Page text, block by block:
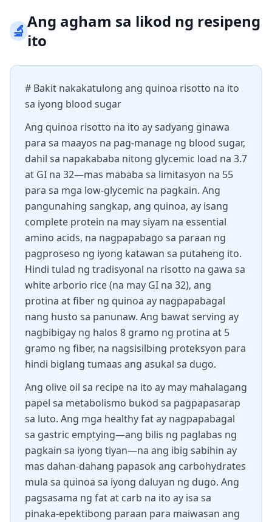
🔬Ang agham sa likod ng resipeng
ito
# Bakit nakakatulong ang quinoa risotto na ito
sa iyong blood sugar
Ang quinoa risotto na ito ay sadyang ginawa
para sa maayos na pag-manage ng blood sugar,
dahil sa napakababa nitong glycemic load na 3.7
at GI na 32—mas mababa sa limitasyon na 55
para sa mga low-glycemic na pagkain. Ang
pangunahing sangkap, ang quinoa, ay isang
complete protein na may siyam na essential
amino acids, na nagpapabago sa paraan ng
pagproseso ng iyong katawan sa putaheng ito.
Hindi tulad ng tradisyonal na risotto na gawa sa
white arborio rice (na may GI na 32), ang
protina at fiber ng quinoa ay nagpapabagal
nang husto sa panunaw. Ang bawat serving ay
nagbibigay ng halos 8 gramo ng protina at 5
gramo ng fiber, na nagsisilbing proteksyon para
hindi biglang tumaas ang asukal sa dugo.
Ang olive oil sa recipe na ito ay may mahalagang
papel sa metabolismo bukod sa pagpapasarap
sa luto. Ang mga healthy fat ay nagpapabagal
sa gastric emptying—ang bilis ng paglabas ng
pagkain sa iyong tiyan—na ang ibig sabihin ay
mas dahan-dahang papasok ang carbohydrates
mula sa quinoa sa iyong daluyan ng dugo. Ang
pagsasama ng fat at carb na ito ay isa sa
pinaka-epektibong paraan para maiwasan ang